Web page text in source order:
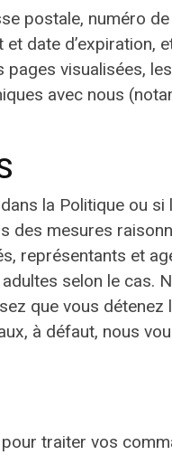
postale, numéro
date d’expiration,
pages visualisées,
avec nous
la Politique ou si
des mesures
représentants et
selon le cas.
que vous détenez
à défaut, nous
traiter vos